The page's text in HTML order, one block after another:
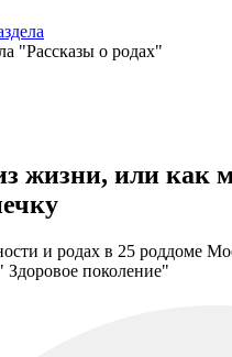
"Рассказы о родах"
жизни, или как
и родах в 25 роддоме
Здоровое поколение"